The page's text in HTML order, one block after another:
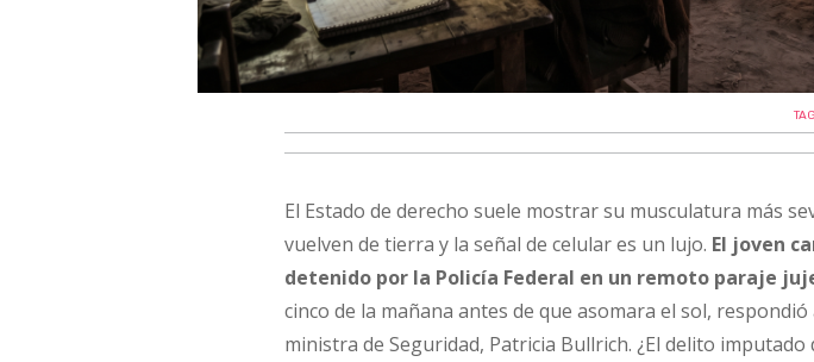
El Estado de derecho suele mostrar su musculatura más
vuelven de tierra y la señal de celular es un lujo. El joven
detenido por la Policía Federal en un remoto paraje
cinco de la mañana antes de que asomara el sol,
ministra de Seguridad, Patricia Bullrich. ¿El delito